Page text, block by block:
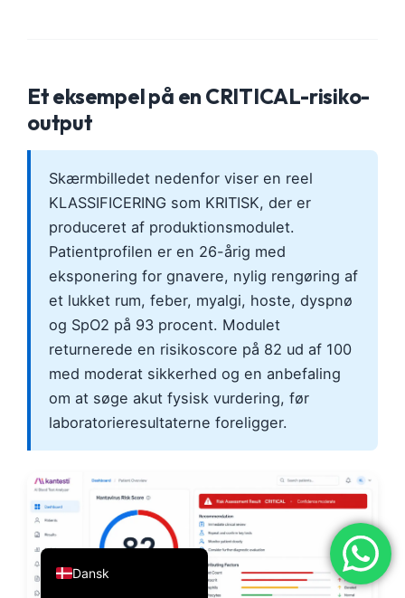
Et eksempel på en CRITICAL-risiko-
output
Skærmbilledet nedenfor viser en reel
KLASSIFICERING som KRITISK, der er
produceret af produktionsmodulet.
Patientprofilen er en 26-årig med
eksponering for gnavere, nylig rengøring af
et lukket rum, feber, myalgi, hoste, dyspnø
og SpO2 på 93 procent. Modulet
returnerede en risikoscore på 82 ud af 100
med moderat sikkerhed og en anbefaling
om at søge akut fysisk vurdering, før
laboratorieresultaterne foreligger.
Dansk
English
Deutsch
العربية
Français
עִבְרִית
Italiano
Português
Ελληνικά
Türkçe
Română
فارسی
Български
Nederlands
हिन्दी